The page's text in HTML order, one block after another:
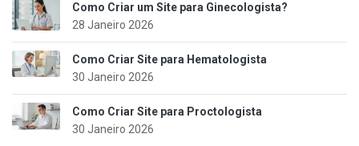
Como Criar um Site para Ginecologista?
28 Janeiro 2026
Como Criar Site para Hematologista
30 Janeiro 2026
Como Criar Site para Proctologista
30 Janeiro 2026